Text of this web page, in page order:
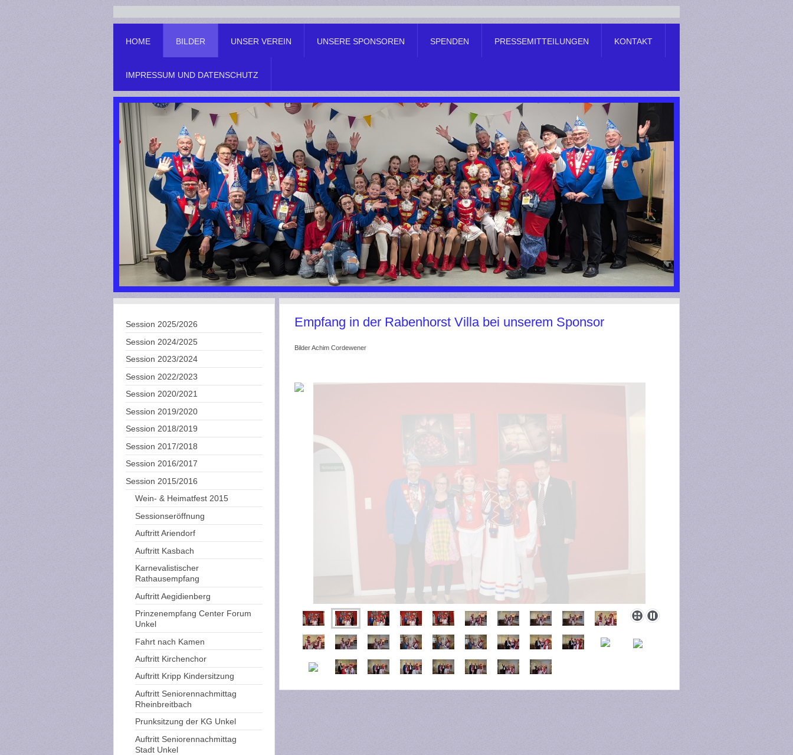
HOME BILDER UNSER VEREIN UNSERE SPONSOREN SPENDEN PRESSEMITTEILUNGEN KONTAKT
IMPRESSUM UND DATENSCHUTZ
Empfang in der Rabenhorst Villa bei unserem Sponsor
Bilder Achim Cordewener
Session 2025/2026
Session 2024/2025
Session 2023/2024
Session 2022/2023
Session 2020/2021
Session 2019/2020
Session 2018/2019
Session 2017/2018
Session 2016/2017
Session 2015/2016
Wein- & Heimatfest 2015
Sessionseröffnung
Auftritt Ariendorf
Auftritt Kasbach
Karnevalistischer
Rathausempfang
Auftritt Aegidienberg
Prinzenempfang Center Forum
Unkel
Fahrt nach Kamen
Auftritt Kirchenchor
Auftritt Kripp Kindersitzung
Auftritt Seniorennachmittag
Rheinbreitbach
Prunksitzung der KG Unkel
Auftritt Seniorennachmittag
Stadt Unkel